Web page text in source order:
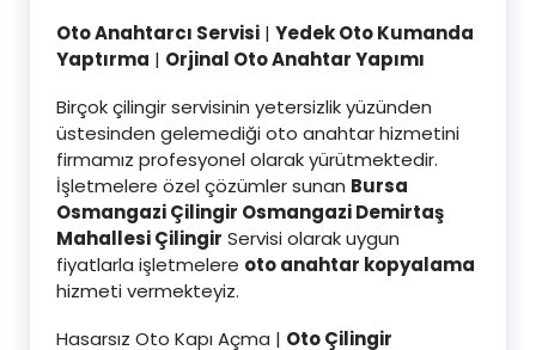
Oto Anahtarcı Servisi | Yedek Oto Kumanda
Yaptırma | Orjinal Oto Anahtar Yapımı
Birçok çilingir servisinin yetersizlik yüzünden
üstesinden gelemediği oto anahtar hizmetini
firmamız profesyonel olarak yürütmektedir.
İşletmelere özel çözümler sunan Bursa
Osmangazi Çilingir Osmangazi Demirtaş
Mahallesi Çilingir Servisi olarak uygun
fiyatlarla işletmelere oto anahtar kopyalama
hizmeti vermekteyiz.
Hasarsız Oto Kapı Açma | Oto Çilingir